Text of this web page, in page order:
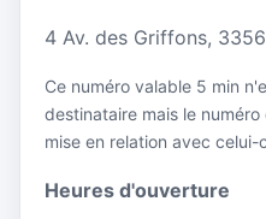
4 Av. des Griffons,
Ce numéro valable 5 min
destinataire mais le
mise en relation avec celui-
Heures d'ouverture